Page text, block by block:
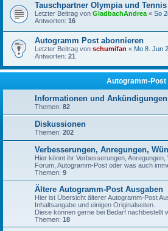
Tauschpartner Olympia und Tennis
Letzter Beitrag von GladbachAndrea « So
Antworten: 16
Autogramm Post abonnieren
Letzter Beitrag von schumifan « Mo 8. Jun
Antworten: 21
Autogramm-Post
Informationen und Ankündigungen
Themen: 82
Diskussionen
Themen: 202
Verbesserungen, Anregungen,
Hier könnt ihr Verbesserungen,
Forum, Autogramm-Post oder was auch
Themen: 9
Ältere Autogramm-Post Ausgaben
Hier ist Übersicht älterer Autogramm-Post
Inhaltsangabe und einigen Originalseiten.
Diese können gerne bei Bedarf nachbestellt
Themen: 18